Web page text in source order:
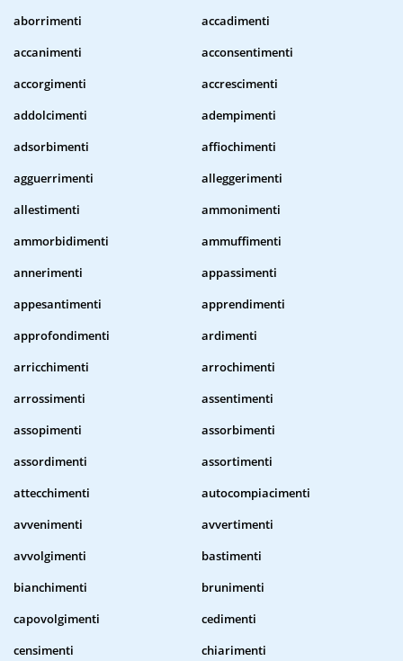
aborrimenti
accadimenti
accanimenti
acconsentimenti
accorgimenti
accrescimenti
addolcimenti
adempimenti
adsorbimenti
affiochimenti
agguerrimenti
alleggerimenti
allestimenti
ammonimenti
ammorbidimenti
ammuffimenti
annerimenti
appassimenti
appesantimenti
apprendimenti
approfondimenti
ardimenti
arricchimenti
arrochimenti
arrossimenti
assentimenti
assopimenti
assorbimenti
assordimenti
assortimenti
attecchimenti
autocompiacimenti
avvenimenti
avvertimenti
avvolgimenti
bastimenti
bianchimenti
brunimenti
capovolgimenti
cedimenti
censimenti
chiarimenti